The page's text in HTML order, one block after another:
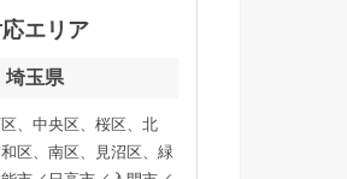
エリア
埼玉県
、中央区、桜区、北
区、南区、見沼区、緑